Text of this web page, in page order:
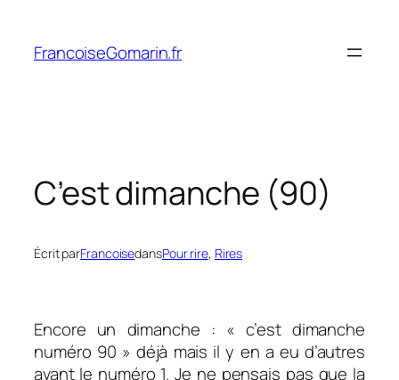
contenu
FrancoiseGomarin.fr
C’est dimanche (90)
Écrit parFrancoisedansPour rire, Rires
Encore un dimanche : « c’est dimanche
numéro 90 » déjà mais il y en a eu d’autres
avant le numéro 1. Je ne pensais pas que la